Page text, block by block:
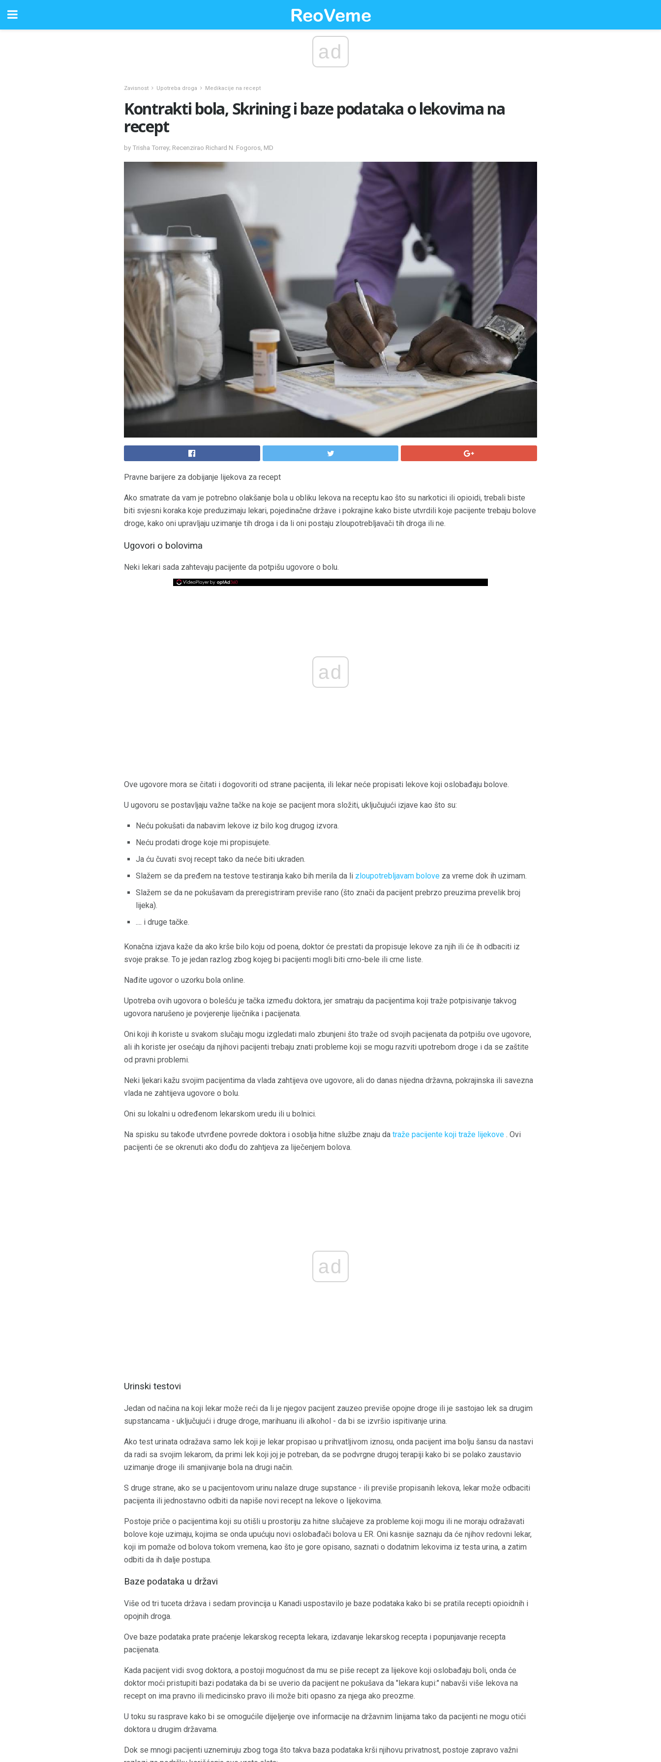
ad
Zavisnost Upotreba droga Medikacije na recept
Kontrakti bola, Skrining i baze podataka o lekovima na
recept
by Trisha Torrey; Recenzirao Richard N. Fogoros, MD
Pravne barijere za dobijanje lijekova za recept
Ako smatrate da vam je potrebno olakšanje bola u obliku lekova na receptu kao što su narkotici ili opioidi, trebali biste
biti svjesni koraka koje preduzimaju lekari, pojedinačne države i pokrajine kako biste utvrdili koje pacijente trebaju bolove
droge, kako oni upravljaju uzimanje tih droga i da li oni postaju zloupotrebljavači tih droga ili ne.
Ugovori o bolovima
Neki lekari sada zahtevaju pacijente da potpišu ugovore o bolu.
ad
Ove ugovore mora se čitati i dogovoriti od strane pacijenta, ili lekar neće propisati lekove koji oslobađaju bolove.
U ugovoru se postavljaju važne tačke na koje se pacijent mora složiti, uključujući izjave kao što su:
Neću pokušati da nabavim lekove iz bilo kog drugog izvora.
Neću prodati droge koje mi propisujete.
Ja ću čuvati svoj recept tako da neće biti ukraden.
Slažem se da pređem na testove testiranja kako bih merila da li zloupotrebljavam bolove za vreme dok ih uzimam.
Slažem se da ne pokušavam da preregistriram previše rano (što znači da pacijent prebrzo preuzima prevelik broj
lijeka).
.... i druge tačke.
Konačna izjava kaže da ako krše bilo koju od poena, doktor će prestati da propisuje lekove za njih ili će ih odbaciti iz
svoje prakse. To je jedan razlog zbog kojeg bi pacijenti mogli biti crno-bele ili crne liste.
Nađite ugovor o uzorku bola online.
Upotreba ovih ugovora o bolešću je tačka između doktora, jer smatraju da pacijentima koji traže potpisivanje takvog
ugovora narušeno je povjerenje liječnika i pacijenata.
Oni koji ih koriste u svakom slučaju mogu izgledati malo zbunjeni što traže od svojih pacijenata da potpišu ove ugovore,
ali ih koriste jer osećaju da njihovi pacijenti trebaju znati probleme koji se mogu razviti upotrebom droge i da se zaštite
od pravni problemi.
Neki ljekari kažu svojim pacijentima da vlada zahtijeva ove ugovore, ali do danas nijedna državna, pokrajinska ili savezna
vlada ne zahtijeva ugovore o bolu.
Oni su lokalni u određenom lekarskom uredu ili u bolnici.
Na spisku su takođe utvrđene povrede doktora i osoblja hitne službe znaju da traže pacijente koji traže lijekove . Ovi
pacijenti će se okrenuti ako dođu do zahtjeva za liječenjem bolova.
ad
Urinski testovi
Jedan od načina na koji lekar može reći da li je njegov pacijent zauzeo previše opojne droge ili je sastojao lek sa drugim
supstancama - uključujući i druge droge, marihuanu ili alkohol - da bi se izvršio ispitivanje urina.
Ako test urinata odražava samo lek koji je lekar propisao u prihvatljivom iznosu, onda pacijent ima bolju šansu da nastavi
da radi sa svojim lekarom, da primi lek koji joj je potreban, da se podvrgne drugoj terapiji kako bi se polako zaustavio
uzimanje droge ili smanjivanje bola na drugi način.
S druge strane, ako se u pacijentovom urinu nalaze druge supstance - ili previše propisanih lekova, lekar može odbaciti
pacijenta ili jednostavno odbiti da napiše novi recept na lekove o lijekovima.
Postoje priče o pacijentima koji su otišli u prostoriju za hitne slučajeve za probleme koji mogu ili ne moraju odražavati
bolove koje uzimaju, kojima se onda upućuju novi oslobađači bolova u ER. Oni kasnije saznaju da će njihov redovni lekar,
koji im pomaže od bolova tokom vremena, kao što je gore opisano, saznati o dodatnim lekovima iz testa urina, a zatim
odbiti da ih dalje postupa.
Baze podataka u državi
Više od tri tuceta država i sedam provincija u Kanadi uspostavilo je baze podataka kako bi se pratila recepti opioidnih i
opojnih droga.
Ove baze podataka prate praćenje lekarskog recepta lekara, izdavanje lekarskog recepta i popunjavanje recepta
pacijenata.
Kada pacijent vidi svog doktora, a postoji mogućnost da mu se piše recept za lijekove koji oslobađaju boli, onda će
doktor moći pristupiti bazi podataka da bi se uverio da pacijent ne pokušava da "lekara kupi:" nabavši više lekova na
recept on ima pravno ili medicinsko pravo ili može biti opasno za njega ako preozme.
U toku su rasprave kako bi se omogućile dijeljenje ove informacije na državnim linijama tako da pacijenti ne mogu otići
doktora u drugim državama.
Dok se mnogi pacijenti uznemiruju zbog toga što takva baza podataka krši njihovu privatnost, postoje zapravo važni